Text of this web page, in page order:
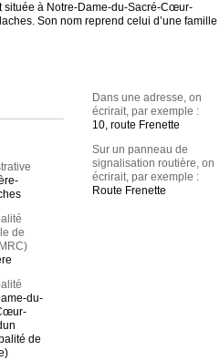
située à Notre-Dame-du-Sacré-Cœur-
Son nom reprend celui d’une famille
de
du-
de
Dans une adresse, on
écrirait, par exemple :
10, route Frenette
Sur un panneau de
signalisation routière, on
écrirait, par exemple :
Route Frenette